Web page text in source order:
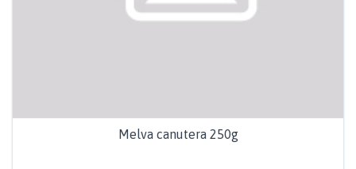
Melva canutera 250g